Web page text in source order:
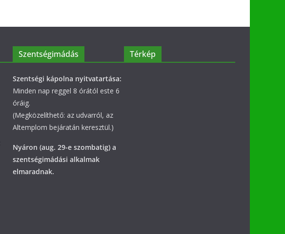
Szentségimádás
Szentségi kápolna nyitvatartása:
Minden nap reggel 8 órától este 6
óráig.
(Megközelíthető: az udvarról, az
Altemplom bejáratán keresztül.)
Nyáron (aug. 29-e szombatig) a
szentségimádási alkalmak
elmaradnak.
Térkép